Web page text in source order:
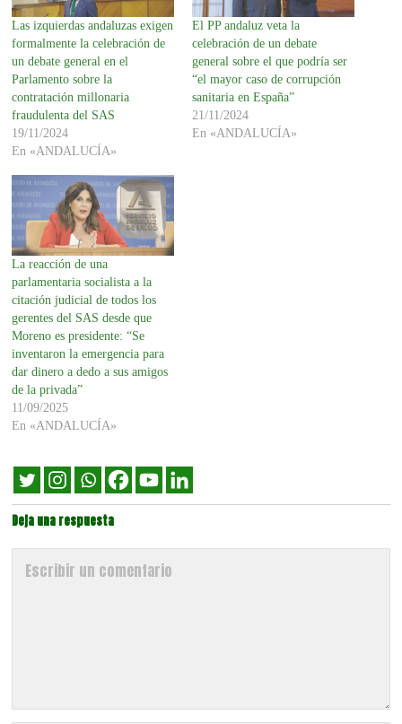
Las izquierdas andaluzas exigen
formalmente la celebración de
un debate general en el
Parlamento sobre la
contratación millonaria
fraudulenta del SAS
19/11/2024
En «ANDALUCÍA»
El PP andaluz veta la
celebración de un debate
general sobre el que podría ser
“el mayor caso de corrupción
sanitaria en España”
21/11/2024
En «ANDALUCÍA»
La reacción de una
parlamentaria socialista a la
citación judicial de todos los
gerentes del SAS desde que
Moreno es presidente: “Se
inventaron la emergencia para
dar dinero a dedo a sus amigos
de la privada”
11/09/2025
En «ANDALUCÍA»
Deja una respuesta